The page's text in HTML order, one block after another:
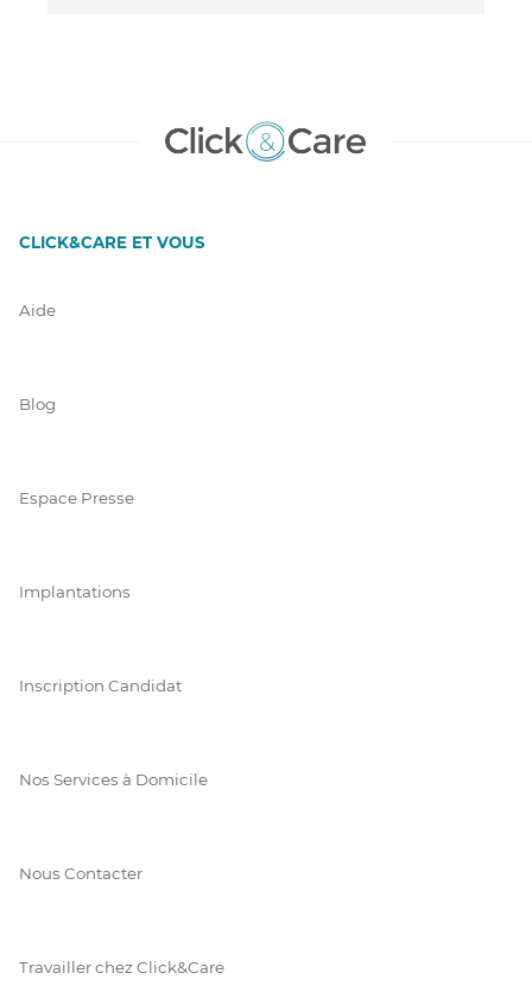
CLICK&CARE ET VOUS
Aide
Blog
Espace Presse
Implantations
Inscription Candidat
Nos Services à Domicile
Nous Contacter
Travailler chez Click&Care